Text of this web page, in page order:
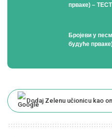
прваке) – ТЕСТ
Бројеви у
будуће
Dodaj Zelenu učionicu kao